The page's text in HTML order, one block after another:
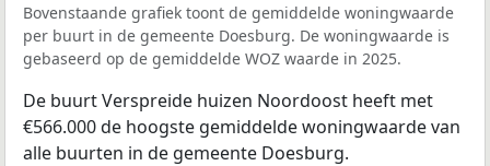
Bovenstaande grafiek toont de gemiddelde woningwaarde
per buurt in de gemeente Doesburg. De woningwaarde is
gebaseerd op de gemiddelde WOZ waarde in 2025.
De buurt Verspreide huizen Noordoost heeft met
€566.000 de hoogste gemiddelde woningwaarde van
alle buurten in de gemeente Doesburg.